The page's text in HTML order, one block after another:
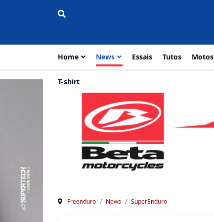
Home News Essais Tutos Motos
T-shirt
Freenduro News SuperEnduro